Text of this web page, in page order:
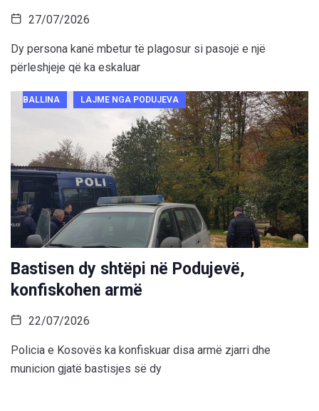
27/07/2026
Dy persona kanë mbetur të plagosur si pasojë e një
përleshjeje që ka eskaluar
BALLINA LAJME NGA PODUJEVA
Bastisen dy shtëpi në Podujevë,
konfiskohen armë
22/07/2026
Policia e Kosovës ka konfiskuar disa armë zjarri dhe
municion gjatë bastisjes së dy